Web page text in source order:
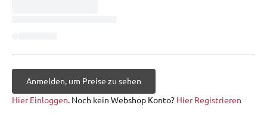
Anmelden, um Preise zu sehen
Hier Einloggen. Noch kein Webshop Konto? Hier Registrieren